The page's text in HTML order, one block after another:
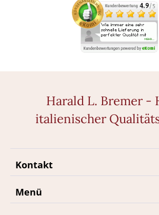
Harald L. Bremer -
italienischer
Kontakt
Menü